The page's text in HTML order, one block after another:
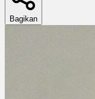
Bagikan